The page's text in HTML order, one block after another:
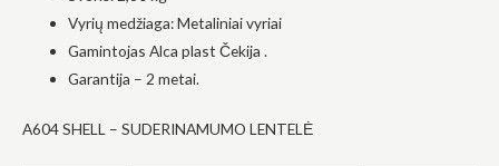
Vyrių medžiaga: Metaliniai vyriai
Gamintojas Alca plast Čekija .
Garantija – 2 metai.
A604 SHELL – SUDERINAMUMO LENTELĖ
atsisakysite
šių slapukų,
kai kurios
svetainės